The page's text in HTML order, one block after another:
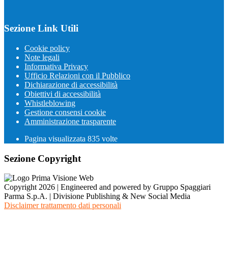
Sezione Link Utili
Cookie policy
Note legali
Informativa Privacy
Ufficio Relazioni con il Pubblico
Dichiarazione di accessibilità
Obiettivi di accessibilità
Whistleblowing
Gestione consensi cookie
Amministrazione trasparente
Pagina visualizzata 835 volte
Sezione Copyright
Copyright 2026 | Engineered and powered by Gruppo Spaggiari
Parma S.p.A. | Divisione Publishing & New Social Media
Disclaimer trattamento dati personali